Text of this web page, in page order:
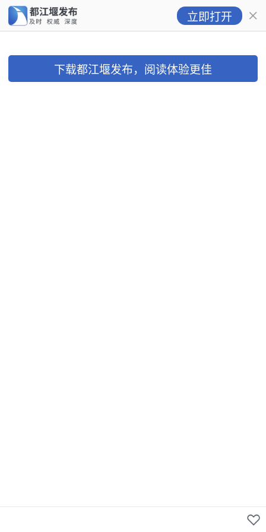
立即打开
下载都江堰发布，阅读体验更佳